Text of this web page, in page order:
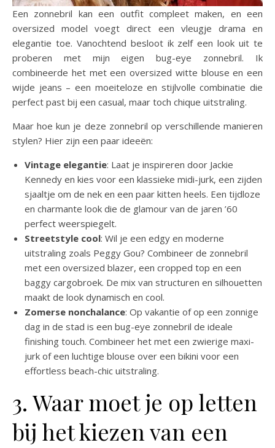
Een zonnebril kan een outfit compleet maken, en een
oversized model voegt direct een vleugje drama en
elegantie toe. Vanochtend besloot ik zelf een look uit te
proberen met mijn eigen bug-eye zonnebril. Ik
combineerde het met een oversized witte blouse en een
wijde jeans – een moeiteloze en stijlvolle combinatie die
perfect past bij een casual, maar toch chique uitstraling.
Maar hoe kun je deze zonnebril op verschillende manieren
stylen? Hier zijn een paar ideeën:
Vintage elegantie: Laat je inspireren door Jackie
Kennedy en kies voor een klassieke midi-jurk, een zijden
sjaaltje om de nek en een paar kitten heels. Een tijdloze
en charmante look die de glamour van de jaren ’60
perfect weerspiegelt.
Streetstyle cool: Wil je een edgy en moderne
uitstraling zoals Peggy Gou? Combineer de zonnebril
met een oversized blazer, een cropped top en een
baggy cargobroek. De mix van structuren en silhouetten
maakt de look dynamisch en cool.
Zomerse nonchalance: Op vakantie of op een zonnige
dag in de stad is een bug-eye zonnebril de ideale
finishing touch. Combineer het met een zwierige maxi-
jurk of een luchtige blouse over een bikini voor een
effortless beach-chic uitstraling.
3. Waar moet je op letten
bij het kiezen van een